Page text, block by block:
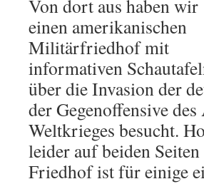
Von dort aus haben wir
einen amerikanischen
Militärfriedhof mit
informativen
über die Invasion der
der Gegenoffensive
Weltkrieges besucht.
leider auf beiden
Friedhof ist für einige